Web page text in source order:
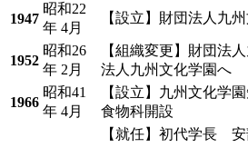
1947
昭和22
年 4月
【設立】財団法人九
1952
昭和26
年 2月
【組織変更】財団法
法人九州文化学園へ
1966
昭和41
年 4月
【設立】九州文化学
食物科開設
【就任】初代学長